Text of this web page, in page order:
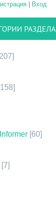
| Вход
РАЗДЕЛА
[60]
[7]